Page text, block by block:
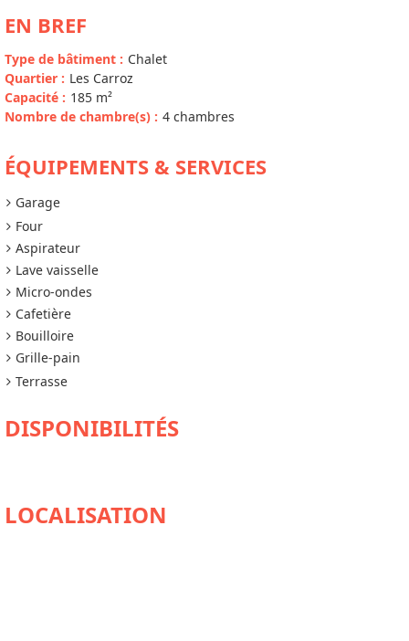
EN BREF
Type de bâtiment : Chalet
Quartier : Les Carroz
Capacité : 185 m²
Nombre de chambre(s) : 4 chambres
ÉQUIPEMENTS & SERVICES
Garage
Four
Aspirateur
Lave vaisselle
Micro-ondes
Cafetière
Bouilloire
Grille-pain
Terrasse
DISPONIBILITÉS